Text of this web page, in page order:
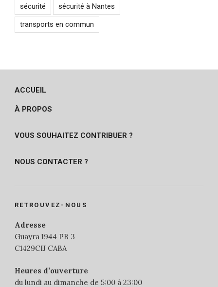
sécurité sécurité à Nantes
transports en commun
ACCUEIL
À PROPOS
VOUS SOUHAITEZ CONTRIBUER ?
NOUS CONTACTER ?
RETROUVEZ-NOUS
Adresse
Guayra 1944 PB 3
C1429CIJ CABA
Heures d’ouverture
du lundi au dimanche de 5:00 à 23:00